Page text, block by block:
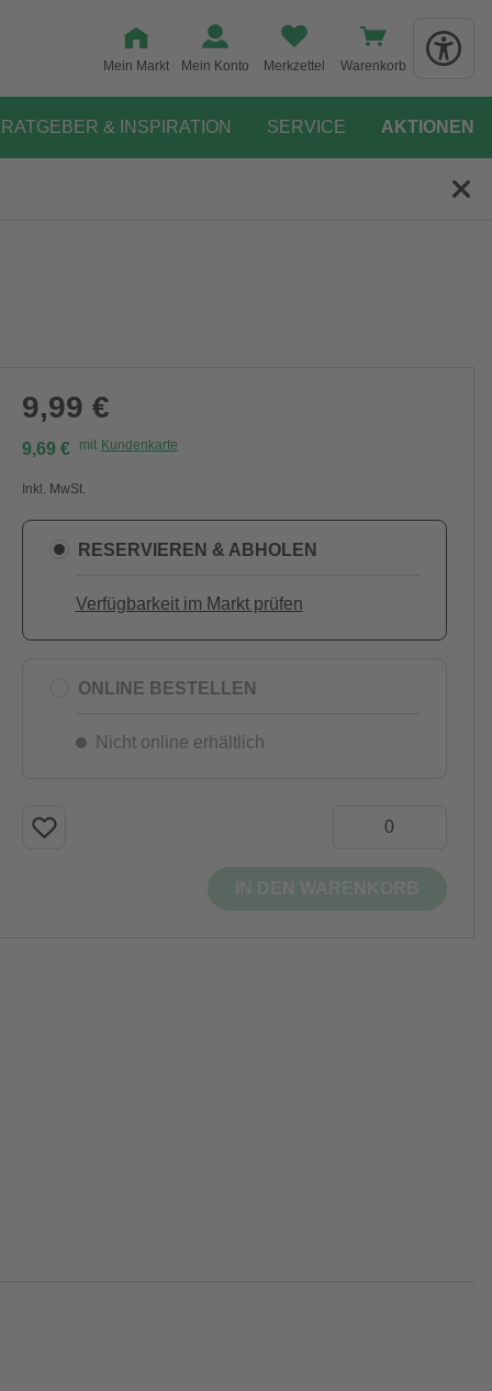
Mein Markt Mein Konto Merkzettel Warenkorb
RATGEBER & INSPIRATION SERVICE AKTIONEN
9,99 €
9,69 € mit Kundenkarte
Inkl. MwSt.
RESERVIEREN & ABHOLEN
Verfügbarkeit im Markt prüfen
ONLINE BESTELLEN
Nicht online erhältlich